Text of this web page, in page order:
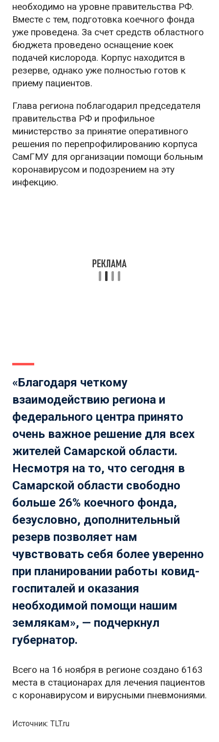
необходимо на уровне правительства РФ.
Вместе с тем, подготовка коечного фонда
уже проведена. За счет средств областного
бюджета проведено оснащение коек
подачей кислорода. Корпус находится в
резерве, однако уже полностью готов к
приему пациентов.
Глава региона поблагодарил председателя
правительства РФ и профильное
министерство за принятие оперативного
решения по перепрофилированию корпуса
СамГМУ для организации помощи больным
коронавирусом и подозрением на эту
инфекцию.
«Благодаря четкому
взаимодействию региона и
федерального центра принято
очень важное решение для всех
жителей Самарской области.
Несмотря на то, что сегодня в
Самарской области свободно
больше 26% коечного фонда,
безусловно, дополнительный
резерв позволяет нам
чувствовать себя более уверенно
при планировании работы ковид-
госпиталей и оказания
необходимой помощи нашим
землякам», — подчеркнул
губернатор.
Всего на 16 ноября в регионе создано 6163
места в стационарах для лечения пациентов
с коронавирусом и вирусными пневмониями.
Источник: TLT.ru